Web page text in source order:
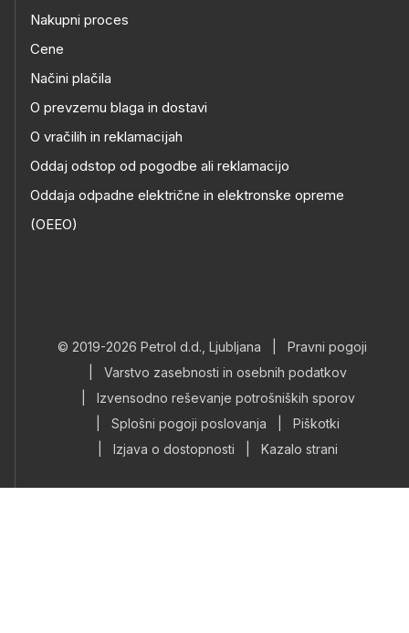
Nakupni proces
Cene
Načini plačila
O prevzemu blaga in dostavi
O vračilih in reklamacijah
Oddaj odstop od pogodbe ali reklamacijo
Oddaja odpadne električne in elektronske opreme
(OEEO)
© 2019-2026 Petrol d.d., Ljubljana
Pravni pogoji
Varstvo zasebnosti in osebnih podatkov
Izvensodno reševanje potrošniških sporov
Splošni pogoji poslovanja
Piškotki
Izjava o dostopnosti Kazalo strani